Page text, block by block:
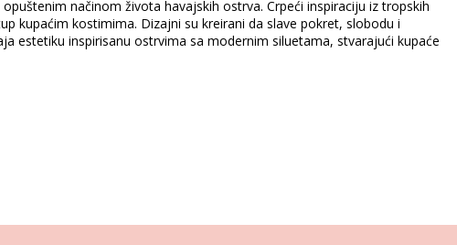
načinom života havajskih ostrva. Crpeći inspiraciju iz tropskih
kupaćim kostimima. Dizajni su kreirani da slave pokret, slobodu i
estetiku inspirisanu ostrvima sa modernim siluetama, stvarajući kupaće